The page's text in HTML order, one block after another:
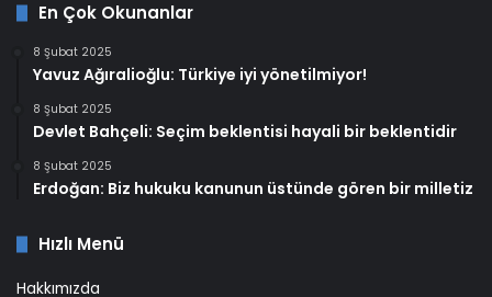
En Çok Okunanlar
8 Şubat 2025
Yavuz Ağıralioğlu: Türkiye iyi yönetilmiyor!
8 Şubat 2025
Devlet Bahçeli: Seçim beklentisi hayali bir beklentidir
8 Şubat 2025
Erdoğan: Biz hukuku kanunun üstünde gören bir milletiz
Hızlı Menü
Hakkımızda